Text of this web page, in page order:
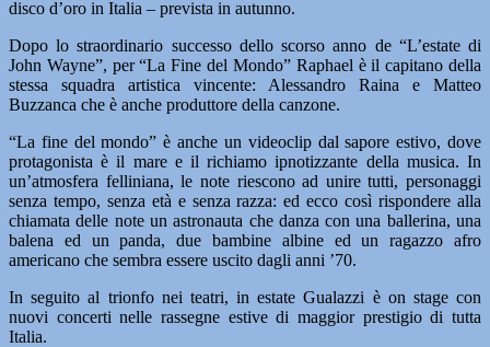
disco d’oro in Italia – prevista in autunno.
Dopo lo straordinario successo dello scorso anno de “L’estate di
John Wayne”, per “La Fine del Mondo” Raphael è il capitano della
stessa squadra artistica vincente: Alessandro Raina e Matteo
Buzzanca che è anche produttore della canzone.
“La fine del mondo” è anche un videoclip dal sapore estivo, dove
protagonista è il mare e il richiamo ipnotizzante della musica. In
un’atmosfera felliniana, le note riescono ad unire tutti, personaggi
senza tempo, senza età e senza razza: ed ecco così rispondere alla
chiamata delle note un astronauta che danza con una ballerina, una
balena ed un panda, due bambine albine ed un ragazzo afro
americano che sembra essere uscito dagli anni ’70.
In seguito al trionfo nei teatri, in estate Gualazzi è on stage con
nuovi concerti nelle rassegne estive di maggior prestigio di tutta
Italia.